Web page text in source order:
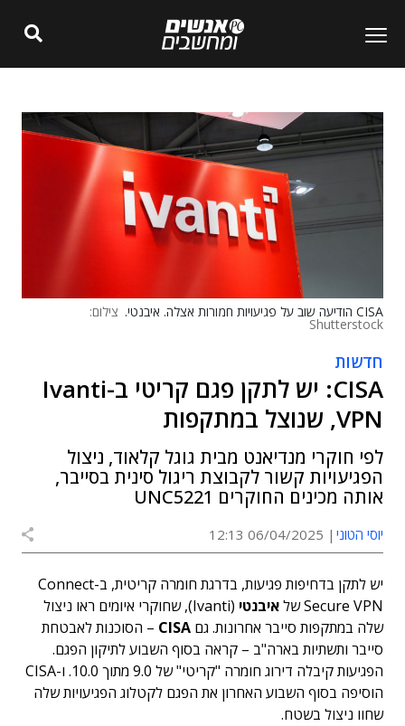
CISA הודיעה שוב על פגיעויות חמורות אצלה. איבנטי. צילום:
Shutterstock
חדשות
CISA: יש לתקן פגם קריטי ב-Ivanti
VPN, שנוצל במתקפות
לפי חוקרי מנדיאנט מבית גוגל קלאוד, ניצול
הפגיעויות קשור לקבוצת ריגול סינית בסייבר,
אותה מכינים החוקרים UNC5221
יוסי הטוני 06/04/2025 12:13
יש לתקן בדחיפות פגיעות, בדרגת חומרה קריטית, ב-Connect
Secure VPN של
איבנטי
(Ivanti), שחוקרי איומים ראו ניצול
שלה במתקפות סייבר אחרונות. גם CISA – הסוכנות לאבטחת
סייבר ותשתיות בארה"ב – קראה בסוף השבוע לתיקון הפגם.
הפגיעות קיבלה דירוג חומרה "קריטי" של 9.0 מתוך 10.0. ו-CISA
הוסיפה בסוף השבוע האחרון את הפגם לקטלוג הפגיעויות שלה
שחוו ניצול בשטח.